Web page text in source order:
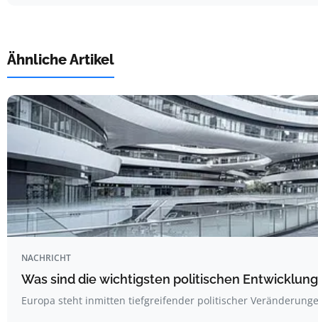
Ähnliche Artikel
NACHRICHT
Was sind die wichtigsten politischen
Europa steht inmitten tiefgreifender politischer